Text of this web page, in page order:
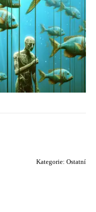
Kategorie: Ostatní